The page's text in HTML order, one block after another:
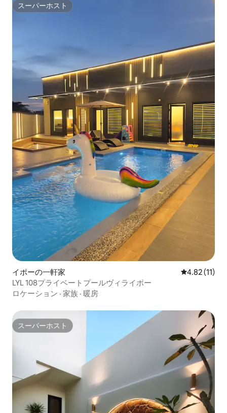
スーパーホスト
スーパーホスト
イポーの一軒家 レビュー11
4.82 (11)
LYL 108プライベートプールヴィライポー
ロケーション · 家族 · 暖房
スーパーホスト
スーパーホスト